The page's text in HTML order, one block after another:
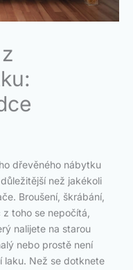
dřevěného nábytku
než jakékoli
Broušení, škrábání,
toho se nepočítá,
nalijete na starou
nebo prostě není
laku. Než se dotknete